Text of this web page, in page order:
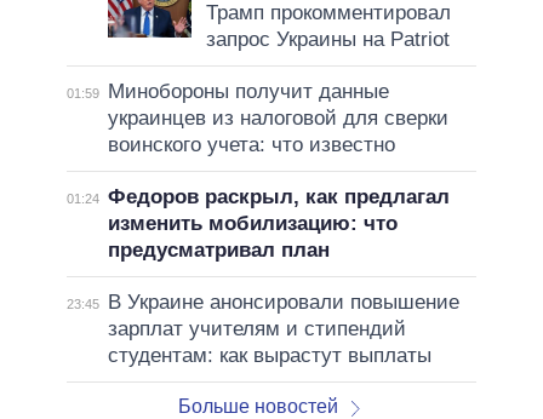
Трамп прокомментировал
запрос Украины на Patriot
01:59
Минобороны получит данные
украинцев из налоговой для сверки
воинского учета: что известно
01:24 Федоров раскрыл, как предлагал
изменить мобилизацию: что
предусматривал план
23:45
В Украине анонсировали повышение
зарплат учителям и стипендий
студентам: как вырастут выплаты
Больше новостей